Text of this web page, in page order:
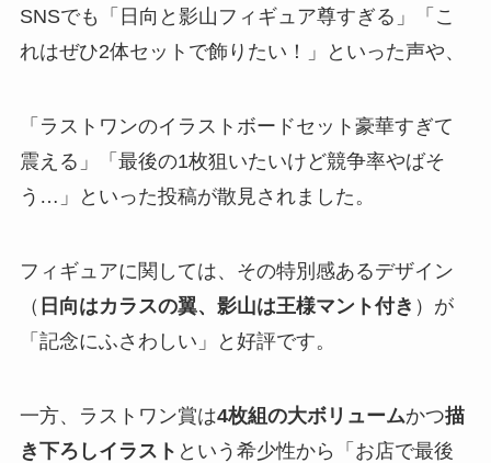
SNSでも「日向と影山フィギュア尊すぎる」「こ
れはぜひ2体セットで飾りたい！」といった声や、
「ラストワンのイラストボードセット豪華すぎて
震える」「最後の1枚狙いたいけど競争率やばそ
う…」といった投稿が散見されました。
フィギュアに関しては、その特別感あるデザイン
（ 日向はカラスの翼、影山は王様マント付き ）が
「記念にふさわしい」と好評です。
一方、ラストワン賞は4枚組の大ボリュームかつ描
き下ろしイラスト という希少性から「お店で最後